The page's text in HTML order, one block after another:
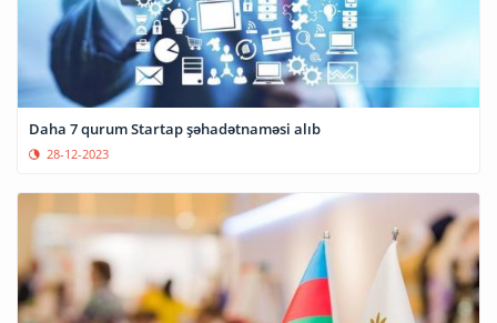
Daha 7 qurum Startap şəhadətnaməsi alıb
28-12-2023